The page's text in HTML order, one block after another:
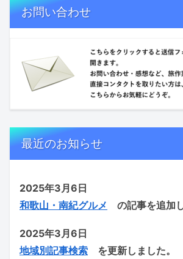
お問い合わせ
最近のお知らせ
2025年3月6日
和歌山・南紀グルメ の記事を追加
2025年3月6日
地域別記事検索 を更新しました。